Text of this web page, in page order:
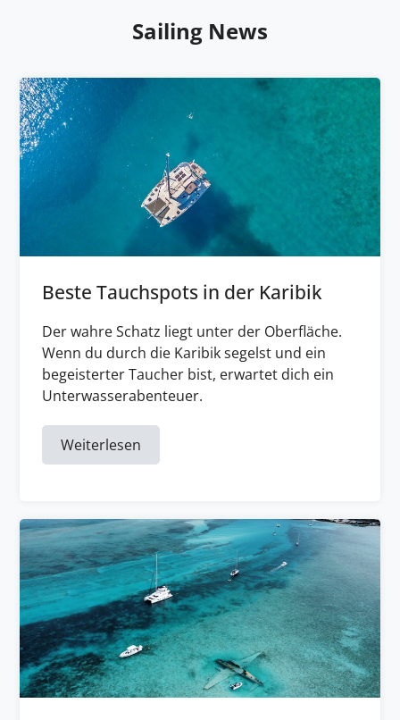
Sailing News
Beste Tauchspots in der Karibik
Der wahre Schatz liegt unter der Oberfläche.
Wenn du durch die Karibik segelst und ein
begeisterter Taucher bist, erwartet dich ein
Unterwasserabenteuer.
Weiterlesen